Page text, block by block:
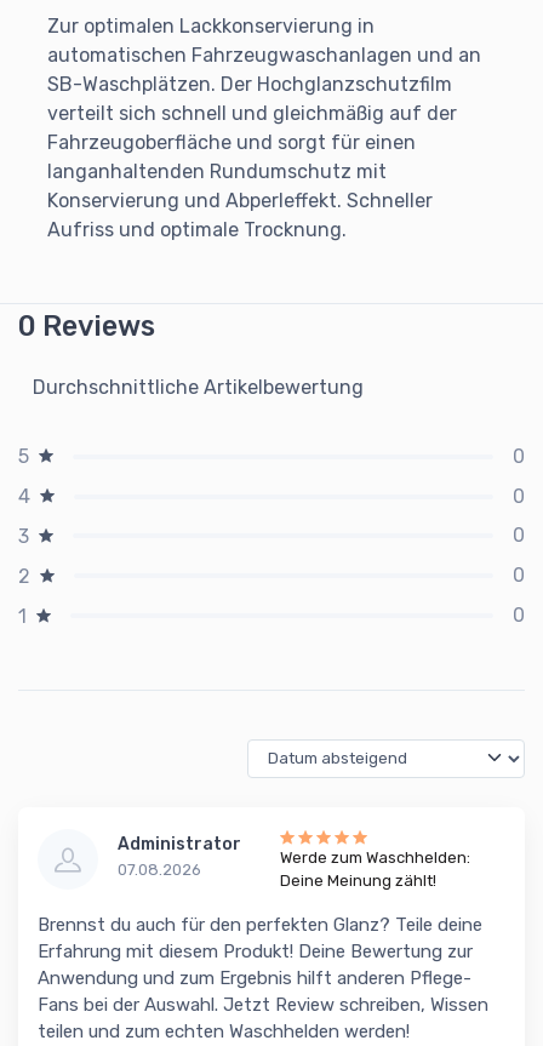
Zur optimalen Lackkonservierung in
automatischen Fahrzeugwaschanlagen und an
SB-Waschplätzen. Der Hochglanzschutzfilm
verteilt sich schnell und gleichmäßig auf der
Fahrzeugoberfläche und sorgt für einen
langanhaltenden Rundumschutz mit
Konservierung und Abperleffekt. Schneller
Aufriss und optimale Trocknung.
0 Reviews
Durchschnittliche Artikelbewertung
5
0
4
0
3
0
2
0
1
0
Administrator
07.08.2026
Werde zum Waschhelden:
Deine Meinung zählt!
Brennst du auch für den perfekten Glanz? Teile deine
Erfahrung mit diesem Produkt! Deine Bewertung zur
Anwendung und zum Ergebnis hilft anderen Pflege-
Fans bei der Auswahl. Jetzt Review schreiben, Wissen
teilen und zum echten Waschhelden werden!